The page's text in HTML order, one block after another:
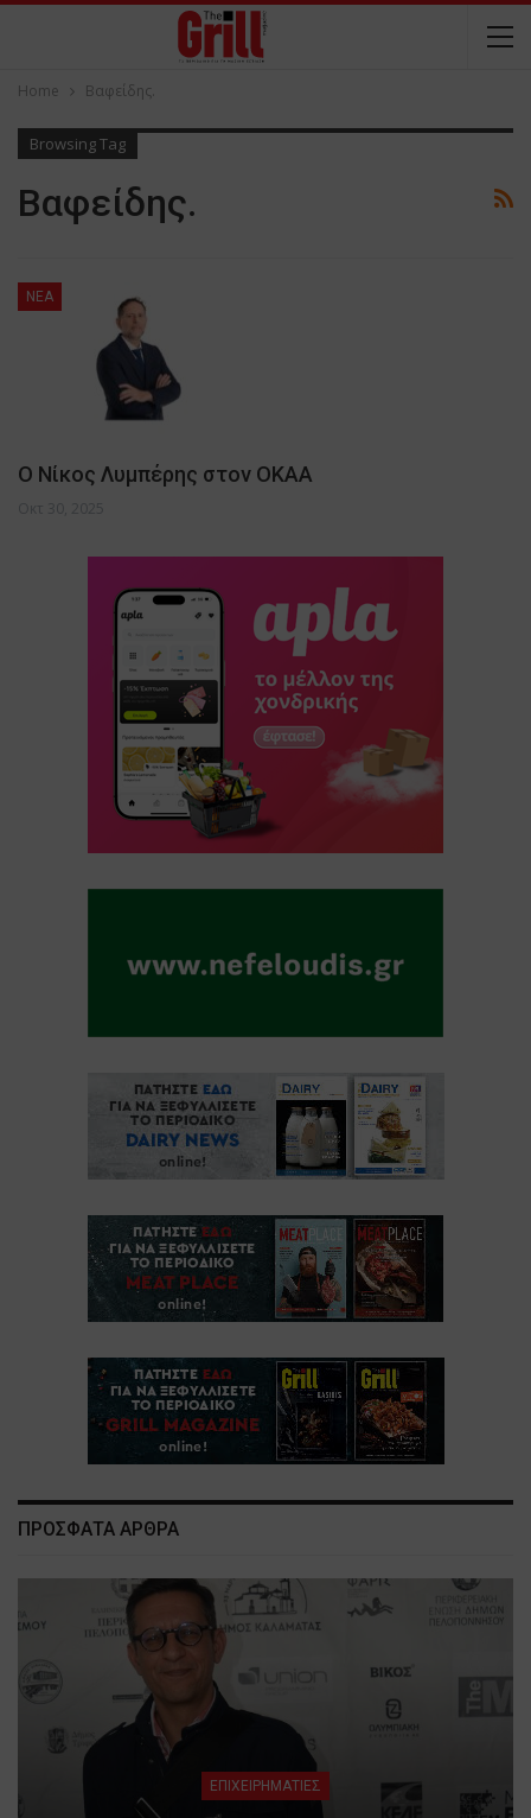
Home Βαφείδης.
Browsing Tag
Βαφείδης.
NEA
Ο Νίκος Λυμπέρης στον ΟΚΑΑ
Οκτ 30, 2025
ΠΡΟΣΦΑΤΑ ΑΡΘΡΑ
ΕΠΙΧΕΙΡΗΜΑΤΙΕΣ